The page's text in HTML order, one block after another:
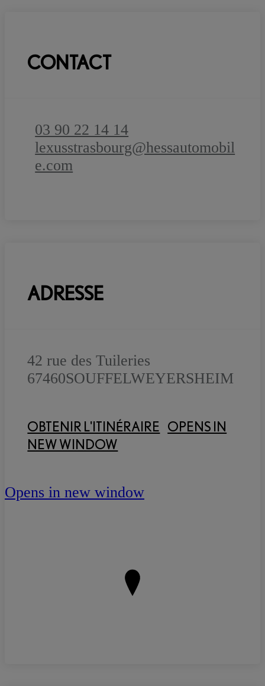
CONTACT
03 90 22 14 14
lexusstrasbourg@hessautomobil
e.com
ADRESSE
42 rue des Tuileries
67460SOUFFELWEYERSHEIM
OBTENIR L'ITINÉRAIRE OPENS IN
NEW WINDOW
Opens in new window